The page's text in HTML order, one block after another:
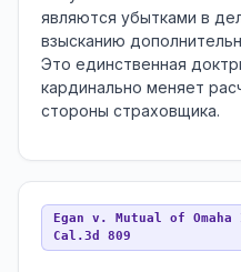
являются убытками в
взысканию
Это единственная
кардинально меняет
стороны страховщика.
Egan v. Mutual of
Cal.3d 809